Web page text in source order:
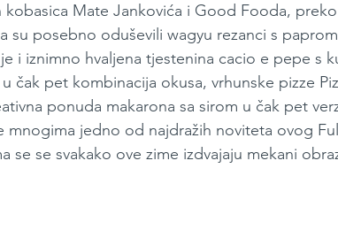
kobasica Mate Jankovića i Good Fooda,
su posebno oduševili wagyu rezanci s
i iznimno hvaljena tjestenina cacio e pepe s
čak pet kombinacija okusa, vrhunske pizze
ponuda makarona sa sirom u čak pet
mnogima jedno od najdražih noviteta ovog
se se svakako ove zime izdvajaju mekani